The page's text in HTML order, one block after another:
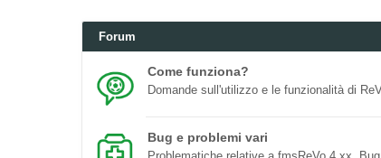
Forum
Come funziona?
Domande sull'utilizzo e le funzionalità di
Bug e problemi vari